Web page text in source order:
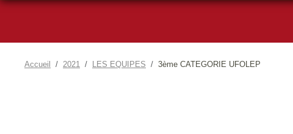
Accueil 2021 LES EQUIPES 3ème CATEGORIE UFOLEP